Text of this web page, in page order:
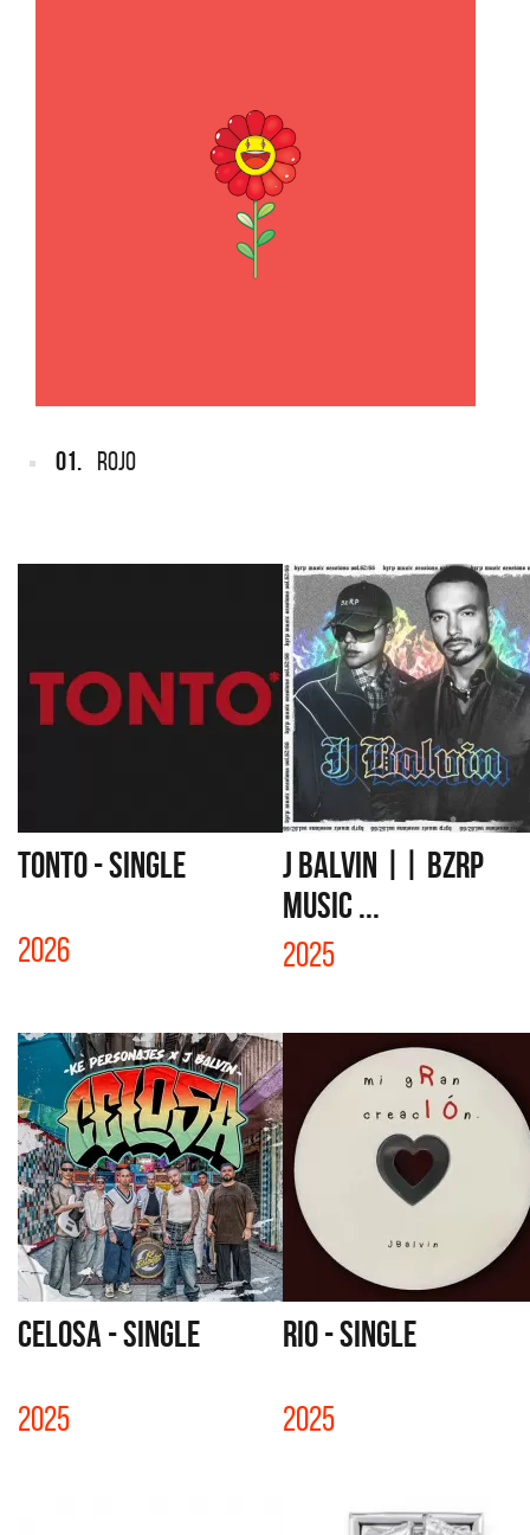
01. ROJO
TONTO - SINGLE
2026
J BALVIN || BZRP
Music ...
2025
CELOSA - SINGLE
2025
RIO - SINGLE
2025